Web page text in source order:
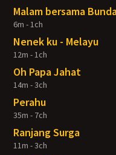
Malam bersama
6m - 1ch
Nenek ku - Melayu
12m - 1ch
Oh Papa Jahat
14m - 3ch
Perahu
35m - 7ch
Ranjang Surga
11m - 3ch